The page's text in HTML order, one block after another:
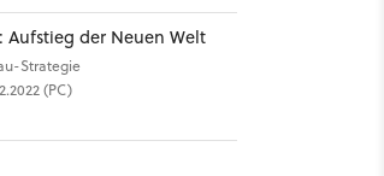
Aufstieg der Neuen Welt
Strategie
(PC)